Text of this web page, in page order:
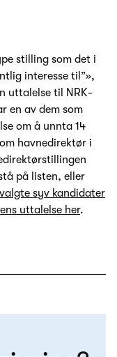
stilling som det i
interesse til”»,
uttalelse til NRK-
en av dem som
om å unnta 14
havnedirektør i
på listen, eller
syv kandidater
uttalelse her.